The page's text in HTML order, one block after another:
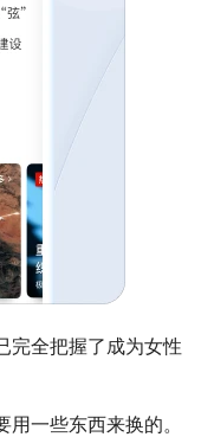
完全把握了成为女性
一些东西来换的。